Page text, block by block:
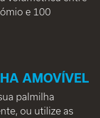
e 100
AMOVÍVEL
palmilha
ou utilize as